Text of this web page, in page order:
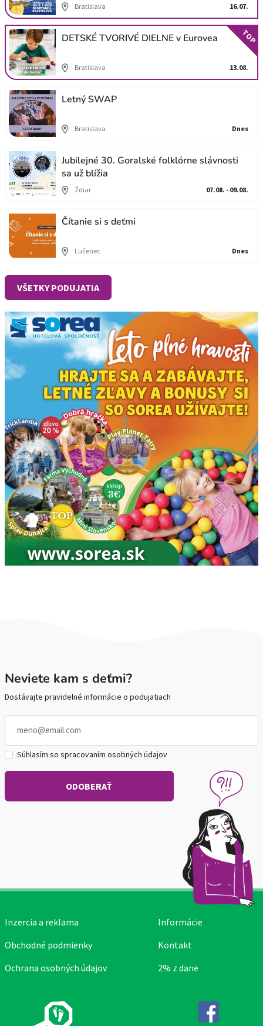
Bratislava 16.07.
DETSKÉ TVORIVÉ DIELNE v Eurovea
Bratislava 13.08.
TOP
Letný SWAP
Bratislava Dnes
Jubilejné 30. Goralské folklórne slávnosti
sa už blížia
Ždiar 07.08. - 09.08.
Čítanie si s deťmi
Lučenec Dnes
VŠETKY PODUJATIA
Neviete kam s deťmi?
Dostávajte pravidelné informácie o podujatiach
Súhlasím so spracovaním osobných údajov
Inzercia a reklama
Obchodné podmienky
Ochrana osobných údajov
Informácie
Kontakt
2% z dane